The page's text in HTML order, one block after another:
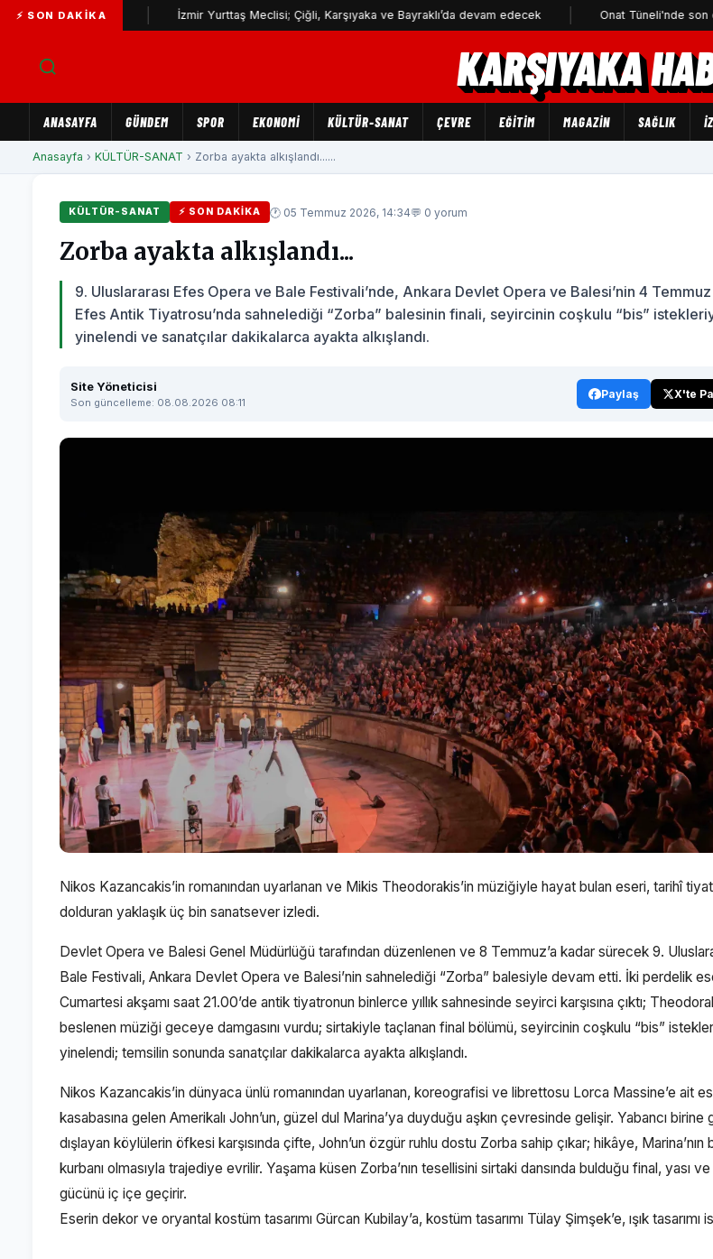
⚡ SON DAKIKA
yatırımı İzmir Yurttaş Meclisi; Çiğli, Karşıyaka ve Bayraklı’da devam edecek Onat Tüneli'nde son etabın
KARŞIYAKA
ANASAYFA GÜNDEM SPOR EKONOMİ KÜLTÜR-SANAT ÇEVRE EĞİTİM MAGAZİN SAĞLIK
Anasayfa › KÜLTÜR-SANAT › Zorba ayakta alkışlandı......
KÜLTÜR-SANAT ⚡ SON DAKIKA 🕐 05 Temmuz 2026, 14:34💬 0 yorum
Zorba ayakta alkışlandı...
9. Uluslararası Efes Opera ve Bale Festivali’nde, Ankara Devlet Opera ve Balesi’nin 4
Efes Antik Tiyatrosu’nda sahnelediği “Zorba” balesinin finali, seyircinin coşkulu “bis”
yinelendi ve sanatçılar dakikalarca ayakta alkışlandı.
Site Yöneticisi
Son güncelleme: 08.08.2026 08:11
Paylaş X'te
Nikos Kazancakis’in romanından uyarlanan ve Mikis Theodorakis’in müziğiyle hayat bulan eseri, tarihî
dolduran yaklaşık üç bin sanatsever izledi.
Devlet Opera ve Balesi Genel Müdürlüğü tarafından düzenlenen ve 8 Temmuz’a kadar sürecek 9.
Bale Festivali, Ankara Devlet Opera ve Balesi’nin sahnelediği “Zorba” balesiyle devam etti. İki perdelik
Cumartesi akşamı saat 21.00’de antik tiyatronun binlerce yıllık sahnesinde seyirci karşısına çıktı;
beslenen müziği geceye damgasını vurdu; sirtakiyle taçlanan final bölümü, seyircinin coşkulu “bis”
yinelendi; temsilin sonunda sanatçılar dakikalarca ayakta alkışlandı.
Nikos Kazancakis’in dünyaca ünlü romanından uyarlanan, koreografisi ve librettosu Lorca Massine’e ait
kasabasına gelen Amerikalı John’un, güzel dul Marina’ya duyduğu aşkın çevresinde gelişir. Yabancı birine
dışlayan köylülerin öfkesi karşısında çifte, John’un özgür ruhlu dostu Zorba sahip çıkar; hikâye, Marina’nın
kurbanı olmasıyla trajediye evrilir. Yaşama küsen Zorba’nın tesellisini sirtaki dansında bulduğu final, yası
gücünü iç içe geçirir.
Eserin dekor ve oryantal kostüm tasarımı Gürcan Kubilay’a, kostüm tasarımı Tülay Şimşek’e, ışık tasarımı